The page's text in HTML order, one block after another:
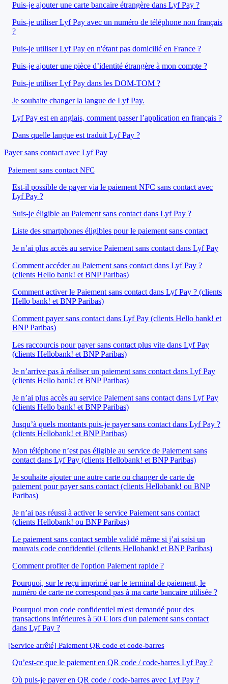
Puis-je ajouter une carte bancaire étrangère dans Lyf Pay ?
Puis-je utiliser Lyf Pay avec un numéro de téléphone non français
?
Puis-je utiliser Lyf Pay en n'étant pas domicilié en France ?
Puis-je ajouter une pièce d’identité étrangère à mon compte ?
Puis-je utiliser Lyf Pay dans les DOM-TOM ?
Je souhaite changer la langue de Lyf Pay.
Lyf Pay est en anglais, comment passer l’application en français ?
Dans quelle langue est traduit Lyf Pay ?
Payer sans contact avec Lyf Pay
Paiement sans contact NFC
Est-il possible de payer via le paiement NFC sans contact avec
Lyf Pay ?
Suis-je éligible au Paiement sans contact dans Lyf Pay ?
Liste des smartphones éligibles pour le paiement sans contact
Je n’ai plus accès au service Paiement sans contact dans Lyf Pay
Comment accéder au Paiement sans contact dans Lyf Pay ?
(clients Hello bank! et BNP Paribas)
Comment activer le Paiement sans contact dans Lyf Pay ? (clients
Hello bank! et BNP Paribas)
Comment payer sans contact dans Lyf Pay (clients Hello bank! et
BNP Paribas)
Les raccourcis pour payer sans contact plus vite dans Lyf Pay
(clients Hellobank! et BNP Paribas)
Je n’arrive pas à réaliser un paiement sans contact dans Lyf Pay
(clients Hello bank! et BNP Paribas)
Je n’ai plus accès au service Paiement sans contact dans Lyf Pay
(clients Hello bank! et BNP Paribas)
Jusqu’à quels montants puis-je payer sans contact dans Lyf Pay ?
(clients Hellobank! et BNP Paribas)
Mon téléphone n’est pas éligible au service de Paiement sans
contact dans Lyf Pay (clients Hellobank! et BNP Paribas)
Je souhaite ajouter une autre carte ou changer de carte de
paiement pour payer sans contact (clients Hellobank! ou BNP
Paribas)
Je n’ai pas réussi à activer le service Paiement sans contact
(clients Hellobank! ou BNP Paribas)
Le paiement sans contact semble validé même si j’ai saisi un
mauvais code confidentiel (clients Hellobank! et BNP Paribas)
Comment profiter de l'option Paiement rapide ?
Pourquoi, sur le reçu imprimé par le terminal de paiement, le
numéro de carte ne correspond pas à ma carte bancaire utilisée ?
Pourquoi mon code confidentiel m'est demandé pour des
transactions inférieures à 50 € lors d'un paiement sans contact
dans Lyf Pay ?
[Service arrêté] Paiement QR code et code-barres
Qu’est-ce que le paiement en QR code / code-barres Lyf Pay ?
Où puis-je payer en QR code / code-barres avec Lyf Pay ?